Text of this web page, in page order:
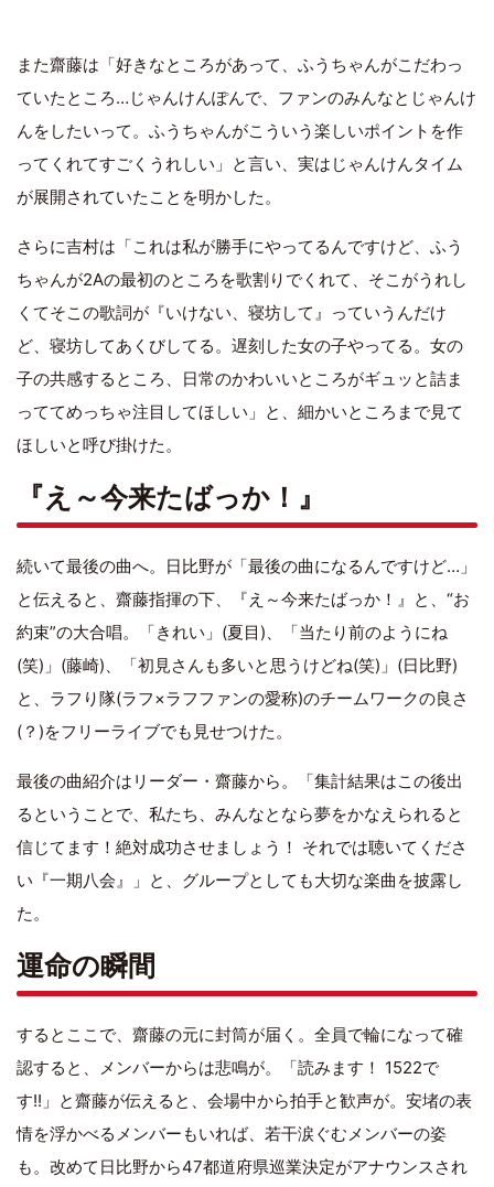
また齋藤は「好きなところがあって、ふうちゃんがこだわっ
ていたところ…じゃんけんぽんで、ファンのみんなとじゃんけ
んをしたいって。ふうちゃんがこういう楽しいポイントを作
ってくれてすごくうれしい」と言い、実はじゃんけんタイム
が展開されていたことを明かした。
さらに吉村は「これは私が勝手にやってるんですけど、ふう
ちゃんが2Aの最初のところを歌割りでくれて、そこがうれし
くてそこの歌詞が『いけない、寝坊して』っていうんだけ
ど、寝坊してあくびしてる。遅刻した女の子やってる。女の
子の共感するところ、日常のかわいいところがギュッと詰ま
っててめっちゃ注目してほしい」と、細かいところまで見て
ほしいと呼び掛けた。
『え～今来たばっか！』
続いて最後の曲へ。日比野が「最後の曲になるんですけど…」
と伝えると、齋藤指揮の下、『え～今来たばっか！』と、“お
約束”の大合唱。「きれい」(夏目)、「当たり前のようにね
(笑)」(藤崎)、「初見さんも多いと思うけどね(笑)」(日比野)
と、ラフり隊(ラフ×ラフファンの愛称)のチームワークの良さ
(？)をフリーライブでも見せつけた。
最後の曲紹介はリーダー・齋藤から。「集計結果はこの後出
るということで、私たち、みんなとなら夢をかなえられると
信じてます！絶対成功させましょう！ それでは聴いてくださ
い『一期八会』」と、グループとしても大切な楽曲を披露し
た。
運命の瞬間
するとここで、齋藤の元に封筒が届く。全員で輪になって確
認すると、メンバーからは悲鳴が。「読みます！ 1522で
す!!」と齋藤が伝えると、会場中から拍手と歓声が。安堵の表
情を浮かべるメンバーもいれば、若干涙ぐむメンバーの姿
も。改めて日比野から47都道府県巡業決定がアナウンスされ